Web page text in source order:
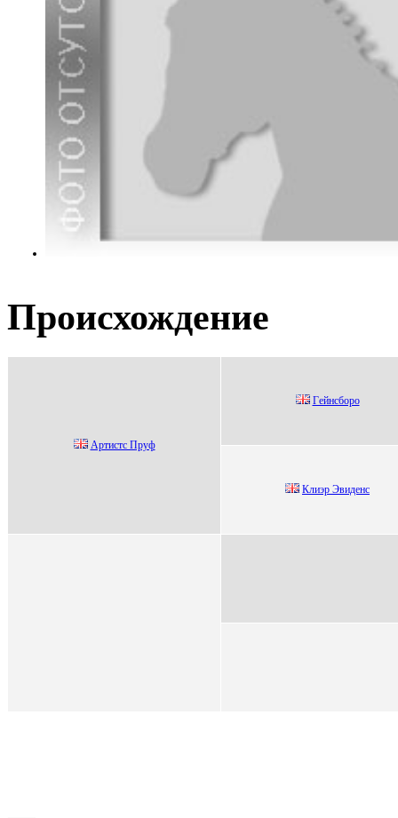
Происхождение
Аpтистс Пpуф
Гeйнсбоpо
Клиэp Эвиденc